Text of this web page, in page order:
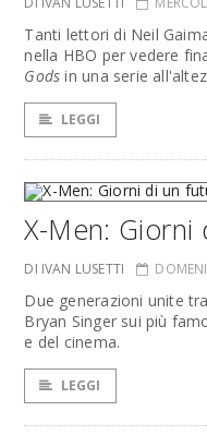
Tanti lettori di Neil
nella HBO per vedere
Gods in una serie
LEGGI
X-Men:
DI IVAN LUSETTI
Due generazioni unite
Bryan Singer sui più
e del cinema.
LEGGI